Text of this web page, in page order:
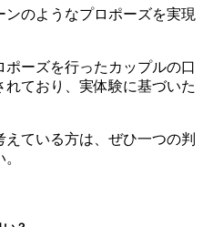
のようなプロポーズを実現
ーズを行ったカップルの口
ており、実体験に基づいた
ている方は、ぜひ一つの判